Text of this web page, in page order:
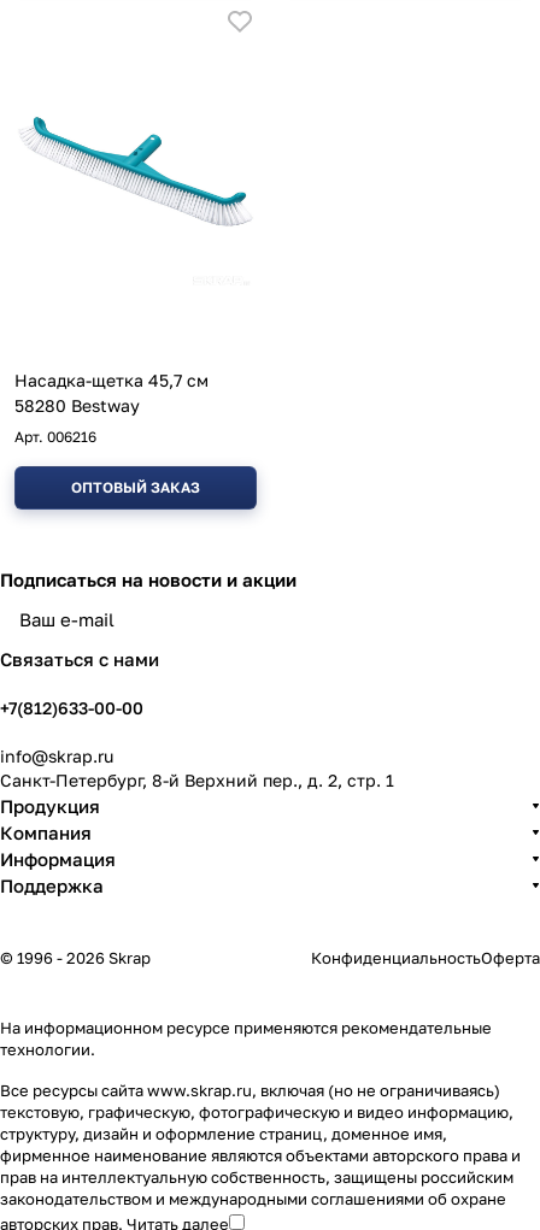
Насадка-щетка 45,7 см
58280 Bestway
Арт. 006216
ОПТОВЫЙ ЗАКАЗ
Подписаться на новости и акции
Связаться с нами
+7(812)633-00-00
info@skrap.ru
Санкт-Петербург, 8-й Верхний пер., д. 2, стр. 1
Продукция
Компания
Информация
Поддержка
© 1996 - 2026 Skrap КонфиденциальностьОферта
На информационном ресурсе применяются рекомендательные
технологии.
Все ресурсы сайта www.skrap.ru, включая (но не ограничиваясь)
текстовую, графическую, фотографическую и видео информацию,
структуру, дизайн и оформление страниц, доменное имя,
фирменное наименование являются объектами авторского права и
прав на интеллектуальную собственность, защищены российским
законодательством и международными соглашениями об охране
авторских прав. Читать далее